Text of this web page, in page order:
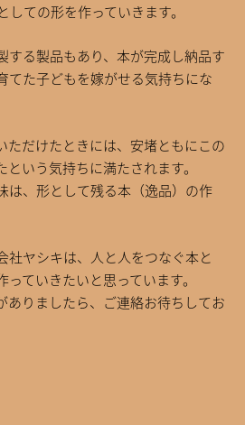
ての形を作っていきます。
する製品もあり、本が完成し納品す
てた子どもを嫁がせる気持ちにな
ただけたときには、安堵ともにこの
いう気持ちに満たされます。
は、形として残る本（逸品）の作
社ヤシキは、人と人をつなぐ本と
ていきたいと思っています。
ありましたら、ご連絡お待ちしてお